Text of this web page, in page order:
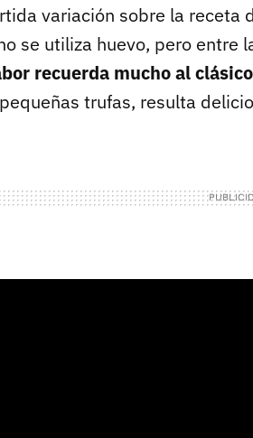
variación sobre la receta
se utiliza huevo, pero entre
recuerda mucho al
trufas, resulta